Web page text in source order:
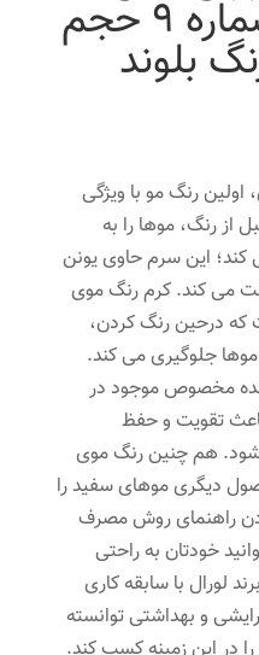
Excellence شماره 9 حجم
بلوند
رنگ مو با ویژگی
از رنگ، موها را به
این سرم حاوی یونن
می کند. کرم رنگ موی
که درحین رنگ کردن،
جلوگیری می کند.
مخصوص موجود در
تقویت و حفظ
هم چنین رنگ موی
دیگری موهای سفید را
راهنمای روش مصرف
خودتان به راحتی
لورال با سابقه کاری
و بهداشتی توانسته